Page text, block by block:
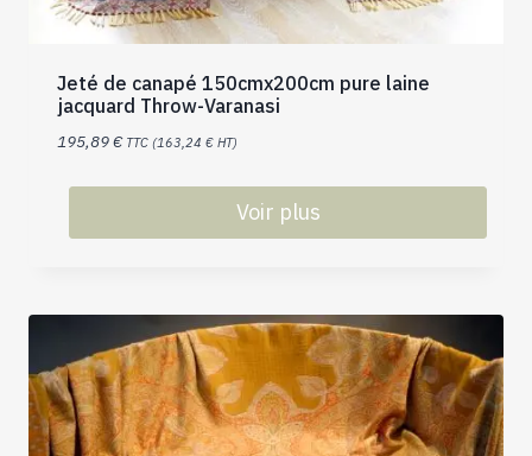
Jeté de canapé 150cmx200cm pure laine
jacquard Throw-Varanasi
195,89€ TTC (163,24 € HT)
Voir plus